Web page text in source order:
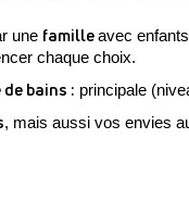
une famille avec
chaque choix.
bains : principale
, mais aussi vos envies